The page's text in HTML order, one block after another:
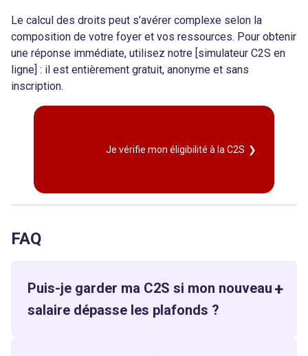
Le calcul des droits peut s’avérer complexe selon la
composition de votre foyer et vos ressources. Pour obtenir
une réponse immédiate, utilisez notre [simulateur C2S en
ligne] : il est entièrement gratuit, anonyme et sans
inscription.
Je vérifie mon éligibilité à la C2S
FAQ
Puis-je garder ma C2S si mon nouveau
salaire dépasse les plafonds ?